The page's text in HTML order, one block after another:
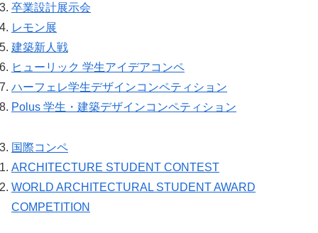
卒業設計展示会
レモン展
建築新人戦
ヒューリック 学生アイデアコンペ
ハーフェレ学生デザインコンペティション
Polus 学生・建築デザインコンペティション
国際コンペ
ARCHITECTURE STUDENT CONTEST
WORLD ARCHITECTURAL STUDENT AWARD
COMPETITION